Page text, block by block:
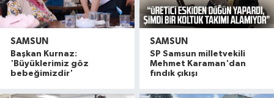
SAMSUN
Başkan Kurnaz:
'Büyüklerimiz göz
bebeğimizdir'
SAMSUN
SP Samsun milletvekili
Mehmet Karaman'dan
fındık çıkışı